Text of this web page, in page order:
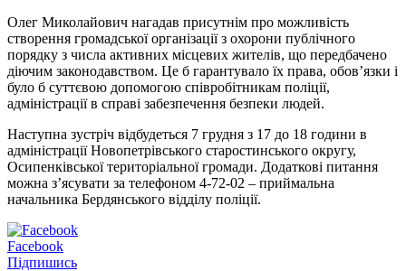
Олег Миколайович нагадав присутнім про можливість
створення громадської організації з охорони публічного
порядку з числа активних місцевих жителів, що передбачено
діючим законодавством. Це б гарантувало їх права, обов’язки і
було б суттєвою допомогою співробітникам поліції,
адміністрації в справі забезпечення безпеки людей.
Наступна зустріч відбудеться 7 грудня з 17 до 18 години в
адміністрації Новопетрівського старостинського округу,
Осипенківської територіальної громади. Додаткові питання
можна з’ясувати за телефоном 4-72-02 – приймальна
начальника Бердянського відділу поліції.
Facebook
Підпишись